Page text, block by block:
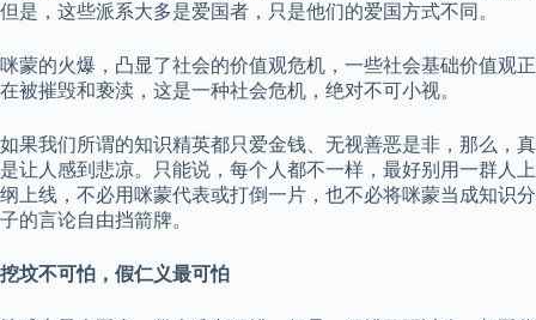
但是，这些派系大多是爱国者，只是他们的爱国方式不同。
咪蒙的火爆，凸显了社会的价值观危机，一些社会基础价值观正
在被摧毁和亵渎，这是一种社会危机，绝对不可小视。
如果我们所谓的知识精英都只爱金钱、无视善恶是非，那么，真
是让人感到悲凉。只能说，每个人都不一样，最好别用一群人上
纲上线，不必用咪蒙代表或打倒一片，也不必将咪蒙当成知识分
子的言论自由挡箭牌。
挖坟不可怕，假仁义最可怕